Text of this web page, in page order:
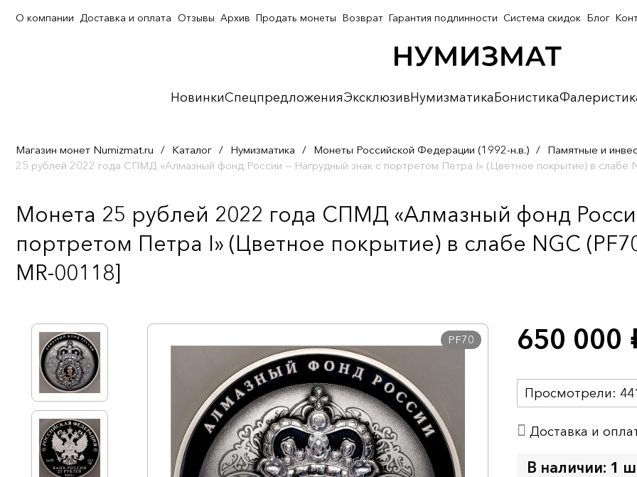
НовинкиСпецпредложенияЭксклюзивНумизматикаБонистика
О компании Доставка и оплата Отзывы Архив Продать монеты Возврат Гарантия подлинности Система скидок Блог
Магазин монет Numizmat.ru / Каталог / Нумизматика / Монеты Российской Федерации (1992-н.в.) / Памятные и
25 рублей 2022 года СПМД «Алмазный фонд России — Нагрудный знак с портретом Петра I» (Цветное покрытие) в слабе
Монета 25 рублей 2022 года СПМД «Алмазный фонд
портретом Петра I» (Цветное покрытие) в слабе NGC
MR-00118]
PF70 650 000
Просмотрели:
Доставка и
В наличии: 1